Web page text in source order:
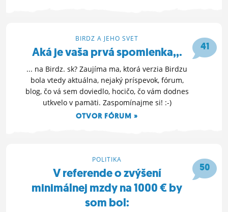
41
BIRDZ A JEHO SVET
Aká je vaša prvá spomienka,,.
... na Birdz. sk? Zaujíma ma, ktorá verzia Birdzu
bola vtedy aktuálna, nejaký príspevok, fórum,
blog, čo vá sem doviedlo, hocičo, čo vám dodnes
utkvelo v pamäti. Zaspomínajme si! :-)
OTVOR FÓRUM »
50
POLITIKA
V referende o zvýšení
minimálnej mzdy na 1000 € by
som bol: